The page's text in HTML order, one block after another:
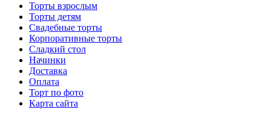
Торты взрослым
Торты детям
Свадебные торты
Корпоративные торты
Сладкий стол
Начинки
Доставка
Оплата
Торт по фото
Карта сайта